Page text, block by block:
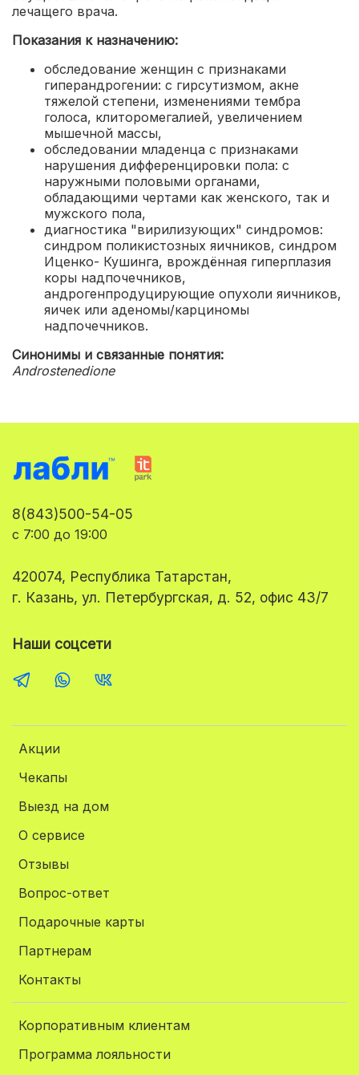
лечащего врача.
Показания к назначению:
обследование женщин с признаками
гиперандрогении: с гирсутизмом, акне
тяжелой степени, изменениями тембра
голоса, клиторомегалией, увеличением
мышечной массы,
обследовании младенца с признаками
нарушения дифференцировки пола: с
наружными половыми органами,
обладающими чертами как женского, так и
мужского пола,
диагностика "вирилизующих" синдромов:
синдром поликистозных яичников, синдром
Иценко- Кушинга, врождённая гиперплазия
коры надпочечников,
андрогенпродуцирующие опухоли яичников,
яичек или аденомы/карциномы
надпочечников.
Синонимы и связанные понятия:
Androstenedione
Акции
Чекапы
Выезд на дом
О сервисе
Отзывы
Вопрос-ответ
Подарочные карты
Партнерам
Контакты
Корпоративным клиентам
Программа лояльности
8(843)500-54-05
с 7:00 до 19:00
420074, Республика Татарстан,
г. Казань, ул. Петербургская, д. 52, офис 43/7
Наши соцсети